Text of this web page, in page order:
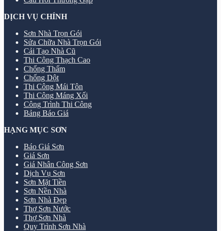
DỊCH VỤ CHÍNH
Sơn Nhà Trọn Gói
Sửa Chữa Nhà Trọn Gói
Cải Tạo Nhà Cũ
Thi Công Thạch Cao
Chống Thấm
Chống Dột
Thi Công Mái Tôn
Thi Công Máng Xối
Công Trình Thi Công
Bảng Báo Giá
HẠNG MỤC SƠN
Báo Giá Sơn
Giá Sơn
Giá Nhân Công Sơn
Dịch Vụ Sơn
Sơn Mặt Tiền
Sơn Nền Nhà
Sơn Nhà Đẹp
Thợ Sơn Nước
Thợ Sơn Nhà
Quy Trình Sơn Nhà